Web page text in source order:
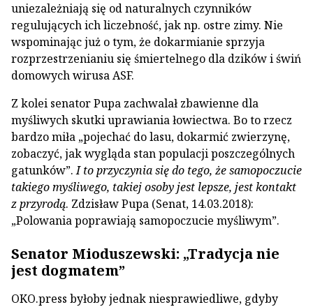
uniezależniają się od naturalnych czynników
regulujących ich liczebność, jak np. ostre zimy. Nie
wspominając już o tym, że dokarmianie sprzyja
rozprzestrzenianiu się śmiertelnego dla dzików i świń
domowych wirusa ASF.
Z kolei senator Pupa zachwalał zbawienne dla
myśliwych skutki uprawiania łowiectwa. Bo to rzecz
bardzo miła „pojechać do lasu, dokarmić zwierzynę,
zobaczyć, jak wygląda stan populacji poszczególnych
gatunków”.I to przyczynia się do tego, że samopoczucie
takiego myśliwego, takiej osoby jest lepsze, jest kontakt
z przyrodą. Zdzisław Pupa (Senat, 14.03.2018):
„Polowania poprawiają samopoczucie myśliwym”.
Senator Mioduszewski: „Tradycja nie
jest dogmatem”
OKO.press byłoby jednak niesprawiedliwe, gdyby